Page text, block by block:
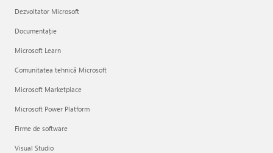
Dezvoltator Microsoft
Documentație
Microsoft Learn
Comunitatea tehnică Microsoft
Microsoft Marketplace
Microsoft Power Platform
Firme de software
Visual Studio